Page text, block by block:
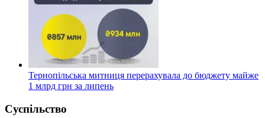
Тернопільська митниця перерахувала до бюджету майже
1 млрд грн за липень
Суспільство